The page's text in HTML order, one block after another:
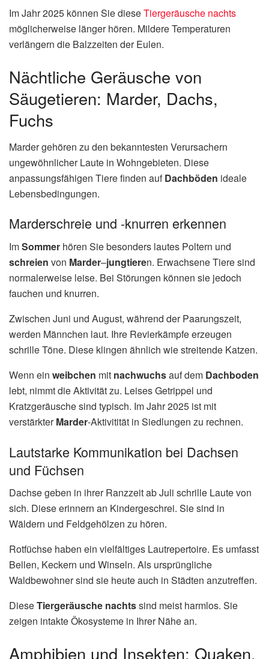
Im Jahr 2025 können Sie dieseTiergeräusche nachts
möglicherweise länger hören. Mildere Temperaturen
verlängern die Balzzeiten der Eulen.
Nächtliche Geräusche von
Säugetieren: Marder, Dachs,
Fuchs
Marder gehören zu den bekanntesten Verursachern
ungewöhnlicher Laute in Wohngebieten. Diese
anpassungsfähigen Tiere finden aufDachböden ideale
Lebensbedingungen.
Marderschreie und -knurren erkennen
ImSommer hören Sie besonders lautes Poltern und
schreien von Marder–jungtieren. Erwachsene Tiere sind
normalerweise leise. Bei Störungen können sie jedoch
fauchen und knurren.
Zwischen Juni und August, während der Paarungszeit,
werden Männchen laut. Ihre Revierkämpfe erzeugen
schrille Töne. Diese klingen ähnlich wie streitende Katzen.
Wenn ein weibchen mit nachwuchsauf dem Dachboden
lebt, nimmt die Aktivität zu. Leises Getrippel und
Kratzgeräusche sind typisch. Im Jahr 2025 ist mit
verstärkterMarder-Aktivitität in Siedlungen zu rechnen.
Lautstarke Kommunikation bei Dachsen
und Füchsen
Dachse geben in ihrer Ranzzeit ab Juli schrille Laute von
sich. Diese erinnern an Kindergeschrei. Sie sind in
Wäldern und Feldgehölzen zu hören.
Rotfüchse haben ein vielfältiges Lautrepertoire. Es umfasst
Bellen, Keckern und Winseln. Als ursprüngliche
Waldbewohner sind sie heute auch in Städten anzutreffen.
DieseTiergeräusche nachtssind meist harmlos. Sie
zeigen intakte Ökosysteme in Ihrer Nähe an.
Amphibien und Insekten: Quaken,